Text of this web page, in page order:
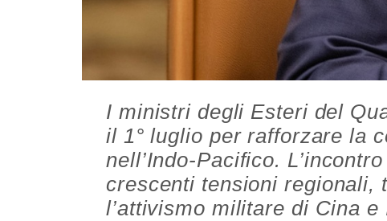
I ministri degli Esteri del
il 1° luglio per rafforzare la
nell’Indo-Pacifico.
crescenti tensioni regionali,
l’attivismo militare di Cina e